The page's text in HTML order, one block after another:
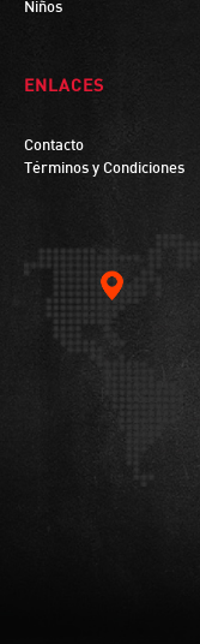
Niños
ENLACES
Contacto
Términos y Condiciones